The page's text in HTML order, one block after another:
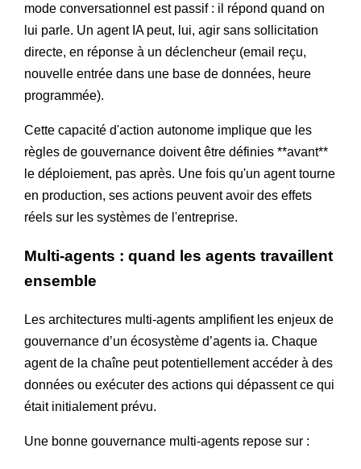
mode conversationnel est passif : il répond quand on
lui parle. Un agent IA peut, lui, agir sans sollicitation
directe, en réponse à un déclencheur (email reçu,
nouvelle entrée dans une base de données, heure
programmée).
Cette capacité d'action autonome implique que les
règles de gouvernance doivent être définies **avant**
le déploiement, pas après. Une fois qu'un agent tourne
en production, ses actions peuvent avoir des effets
réels sur les systèmes de l'entreprise.
Multi-agents : quand les agents travaillent
ensemble
Les architectures multi-agents amplifient les enjeux de
gouvernance d’un écosystème d’agents ia. Chaque
agent de la chaîne peut potentiellement accéder à des
données ou exécuter des actions qui dépassent ce qui
était initialement prévu.
Une bonne gouvernance multi-agents repose sur :